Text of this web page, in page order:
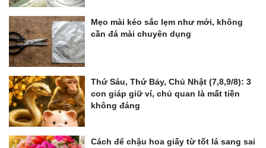
Mẹo mài kéo sắc lẹm như mới, không
cần đá mài chuyên dụng
Thứ Sáu, Thứ Bảy, Chủ Nhật (7,8,9/8): 3
con giáp giữ ví, chủ quan là mất tiền
không đáng
Cách để chậu hoa giấy từ tốt lá sang sai